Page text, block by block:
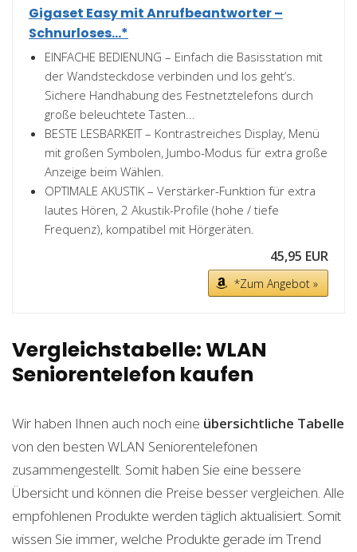
Gigaset Easy mit Anrufbeantworter –
Schnurloses...*
EINFACHE BEDIENUNG – Einfach die Basisstation mit
der Wandsteckdose verbinden und los geht’s.
Sichere Handhabung des Festnetztelefons durch
große beleuchtete Tasten...
BESTE LESBARKEIT – Kontrastreiches Display, Menü
mit großen Symbolen, Jumbo-Modus für extra große
Anzeige beim Wählen.
OPTIMALE AKUSTIK – Verstärker-Funktion für extra
lautes Hören, 2 Akustik-Profile (hohe / tiefe
Frequenz), kompatibel mit Hörgeräten.
45,95 EUR
*Zum Angebot »
Vergleichstabelle: WLAN
Seniorentelefon kaufen
Wir haben Ihnen auch noch eine übersichtliche Tabelle
von den besten WLAN Seniorentelefonen
zusammengestellt. Somit haben Sie eine bessere
Übersicht und können die Preise besser vergleichen. Alle
empfohlenen Produkte werden täglich aktualisiert. Somit
wissen Sie immer, welche Produkte gerade im Trend